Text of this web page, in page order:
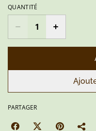
QUANTITÉ
PARTAGER